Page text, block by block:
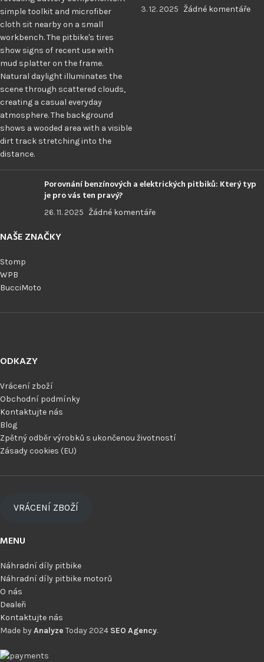
3. 12. 2025 Žádné komentáře
Porovnání benzínových a elektrických pitbiků: Který typ
je pro vás ten pravý?
26. 11. 2025 Žádné komentáře
NAŠE ZNAČKY
Stomp
WPB
BucciMoto
ODKAZY
Vrácení zboží
Obchodní podmínky
Kontaktujte nás
Blog
Zpětný odběr výrobků s ukončenou životností
Zásady cookies (EU)
VRÁCENÍ ZBOŽÍ
MENU
Náhradní díly pitbike
Náhradní díly pitbike motorů
O nás
Dealeři
Kontaktujte nás
Made byAnalyze Today 2024 SEO Agency.